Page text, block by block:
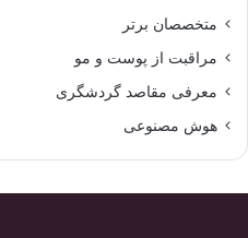
متخصصان برتر
مراقبت از پوست و مو
معرفی مقاصد گردشگری
هوش مصنوعی